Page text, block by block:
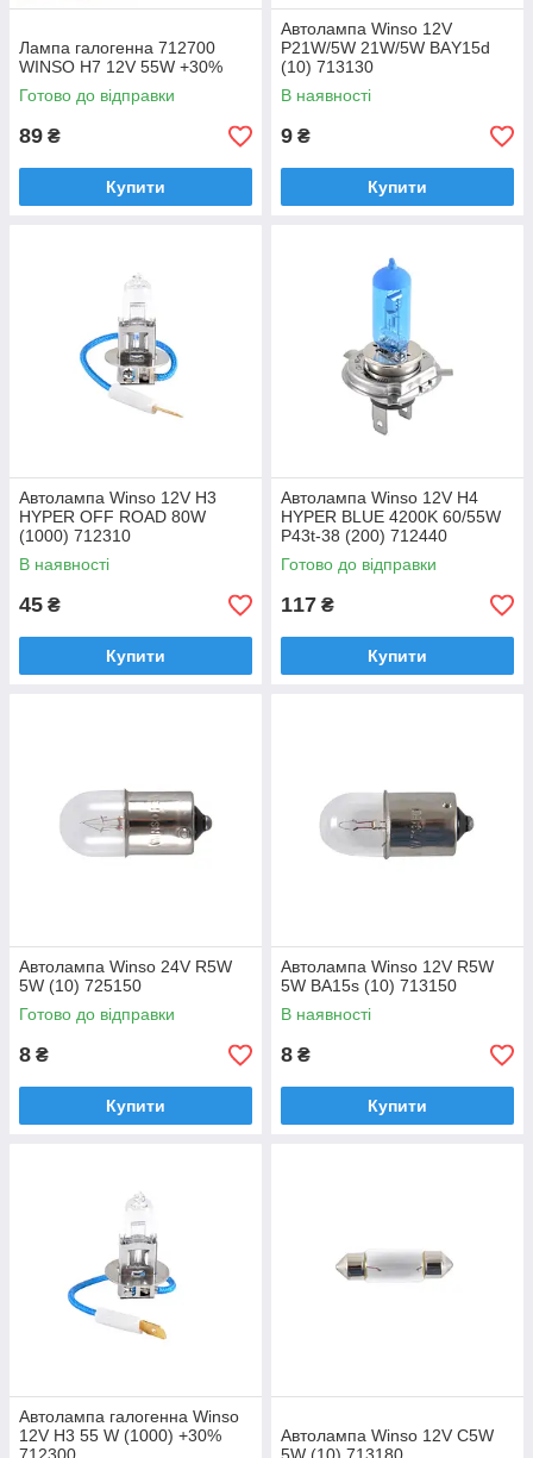
Лампа галогенна 712700
WINSO H7 12V 55W +30%
Готово до відправки
89 ₴
Купити
Автолампа Winso 12V
Р21W/5W 21W/5W ВАY15d
(10) 713130
В наявності
9 ₴
Купити
Автолампа Winso 12V H3
HYPER OFF ROAD 80W
(1000) 712310
В наявності
45 ₴
Купити
Автолампа Winso 12V H4
HYPER BLUE 4200K 60/55W
P43t-38 (200) 712440
Готово до відправки
117 ₴
Купити
Автолампа Winso 24V R5W
5W (10) 725150
Готово до відправки
8 ₴
Купити
Автолампа Winso 12V R5W
5W BA15s (10) 713150
В наявності
8 ₴
Купити
Автолампа галогенна Winso
12V H3 55 W (1000) +30%
Автолампа Winso 12V C5W